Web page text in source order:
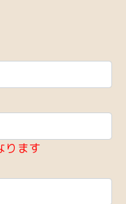
ります